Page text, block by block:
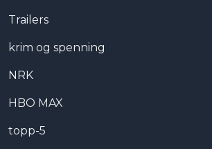
Trailers
krim og spenning
NRK
HBO MAX
topp-5